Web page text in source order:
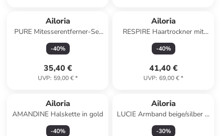
Ailoria
PURE Mitesserentferner-Set
in roségold
-40%
35,40 €
UVP: 59,00 €*
Ailoria
RESPIRE Haartrockner mit
Ionen-Technologie 2200 W in
grau
-40%
41,40 €
UVP: 69,00 €*
Ailoria
AMANDINE Halskette in gold
-40%
Ailoria
LUCIE Armband beige/silber in
silber
-30%